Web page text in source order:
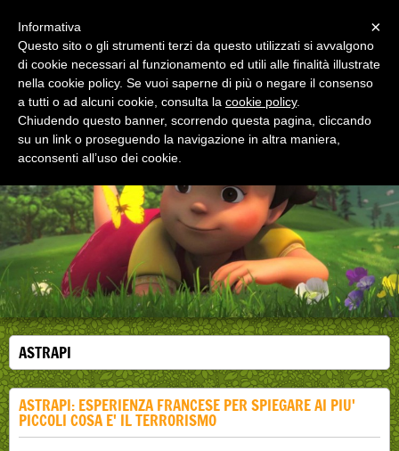
EDUCAZIONE ALLA SALUTE
Corsi, convegni e didattica di formazione e
aggiornamento per operatori della salute
ASTRAPI
ASTRAPI: ESPERIENZA FRANCESE PER SPIEGARE AI PIU'
PICCOLI COSA E' IL TERRORISMO
×
Informativa
Questo sito o gli strumenti terzi da questo utilizzati si avvalgono
di cookie necessari al funzionamento ed utili alle finalità illustrate
nella cookie policy. Se vuoi saperne di più o negare il consenso
a tutti o ad alcuni cookie, consulta la cookie policy.
Chiudendo questo banner, scorrendo questa pagina, cliccando
su un link o proseguendo la navigazione in altra maniera,
acconsenti all’uso dei cookie.